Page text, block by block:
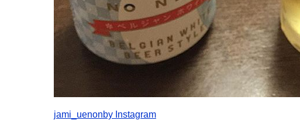
jami_uenonby Instagram